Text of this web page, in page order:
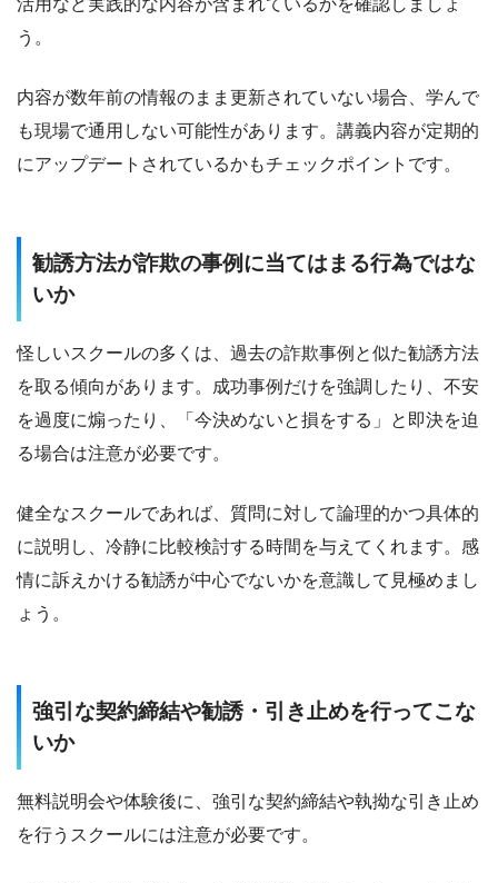
活用など実践的な内容が含まれているかを確認しましょ
う。
内容が数年前の情報のまま更新されていない場合、学んで
も現場で通用しない可能性があります。講義内容が定期的
にアップデートされているかもチェックポイントです。
勧誘方法が詐欺の事例に当てはまる行為ではな
いか
怪しいスクールの多くは、過去の詐欺事例と似た勧誘方法
を取る傾向があります。成功事例だけを強調したり、不安
を過度に煽ったり、「今決めないと損をする」と即決を迫
る場合は注意が必要です。
健全なスクールであれば、質問に対して論理的かつ具体的
に説明し、冷静に比較検討する時間を与えてくれます。感
情に訴えかける勧誘が中心でないかを意識して見極めまし
ょう。
強引な契約締結や勧誘・引き止めを行ってこな
いか
無料説明会や体験後に、強引な契約締結や執拗な引き止め
を行うスクールには注意が必要です。